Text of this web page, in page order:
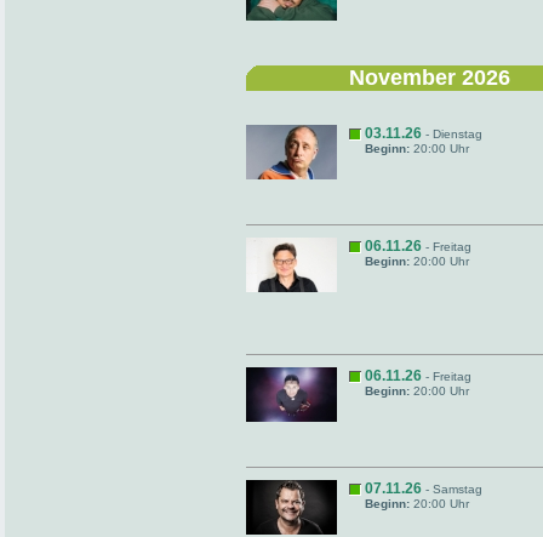
November 2026
03.11.26 - Dienstag
Beginn: 20:00 Uhr
06.11.26 - Freitag
Beginn: 20:00 Uhr
06.11.26 - Freitag
Beginn: 20:00 Uhr
07.11.26 - Samstag
Beginn: 20:00 Uhr